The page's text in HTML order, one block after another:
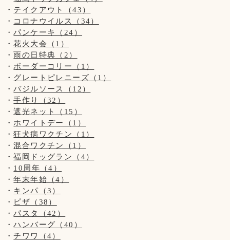
#ドッグラン
#ホワイトスイスシェパード
#ポメラニアン
#福岡ドッグカフェ
#福岡ドッグラン
#10周年
#ハンバーグ
#パスタ
#バジル・ジェノベーゼソースは苗から育ててます
#ピザ
#パンケーキ
#わんちゃんメニュー
※“ふれあい”の営業は行っておりません。
当店のわんちゃんと遊ぶ・お散歩は出来ません。
・大型犬の子はお子様(小学生以下)が苦手な為、
触らせてあげられない場合がございます。
・小型犬の子は小さ過ぎる為、
抱っこは禁止とさせていただきます。
以上をご理解いただきますよう
お願いいたします。
【7月の店休日】
3日、10日、17日、24日、31日の木曜日と、
※第3水曜日の16日です
#ドッグカフェBeBe
#ドッグラン
#ホワイトスイスシェパード
#ポメラニアン
#福岡ドッグカフェ
#福岡ドッグラン
テイクアウト（43）
コロナウイルス（34）
パンケーキ（24）
花火大会（1）
雨の日特典（2）
ボーダーコリー（1）
グレートピレニーズ（1）
バジルソース（12）
手作り（32）
遮光ネット（15）
ホワイトデー（1）
狂犬病ワクチン（1）
混合ワクチン（1）
福岡ドッグラン（4）
10周年（4）
年末年始（4）
キンパ（3）
ピザ（38）
パスタ（42）
ハンバーグ（40）
チワワ（4）